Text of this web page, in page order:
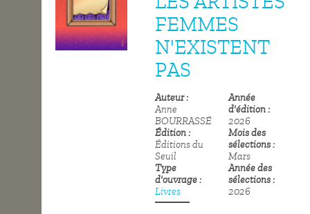
ENSEIGNEMENT
FEMMES
N'EXISTENT
PAS
Auteur
Anne
BOURRASSÉ
Édition
Éditions du
Seuil
Type
d'ouvrage
Livres
Année
d'édition
2026
Mois des
sélections
Mars
Année des
sélections
2026